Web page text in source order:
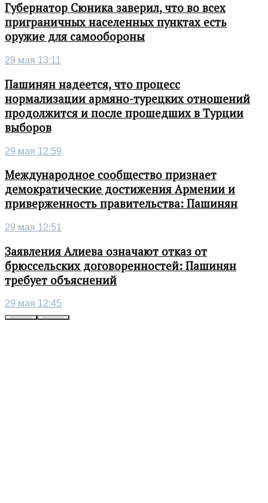
Губернатор Сюника заверил, что во всех
приграничных населенных пунктах есть
оружие для самообороны
29 мая 13:11
Пашинян надеется, что процесс
нормализации армяно-турецких отношений
продолжится и после прошедших в Турции
выборов
29 мая 12:59
Международное сообщество признает
демократические достижения Армении и
приверженность правительства: Пашинян
29 мая 12:51
Заявления Алиева означают отказ от
брюссельских договоренностей: Пашинян
требует объяснений
29 мая 12:45